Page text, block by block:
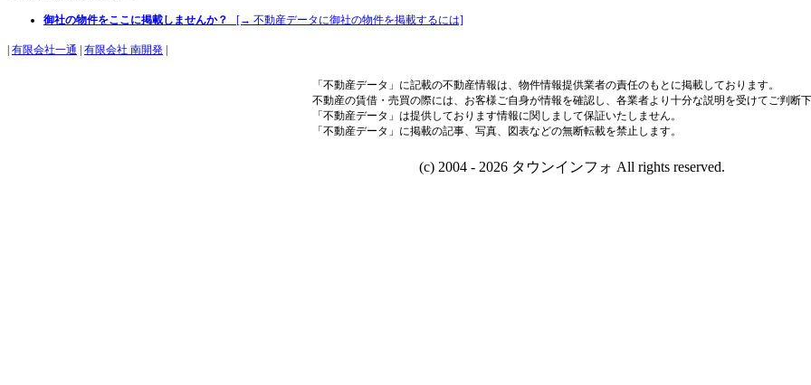
御社の物件をここに掲載しませんか？ [→ 不動産データに御社の物件を掲載するには]
| 有限会社一通 | 有限会社 南開発 |
「不動産データ」に記載の不動産情報は、物件情報提供業者の責任のもとに掲載しております。
不動産の賃借・売買の際には、お客様ご自身が情報を確認し、各業者より十分な説明を受けてご判断
「不動産データ」は提供しております情報に関しまして保証いたしません。
「不動産データ」に掲載の記事、写真、図表などの無断転載を禁止します。
(c) 2004 - 2026 タウンインフォ All rights reserved.